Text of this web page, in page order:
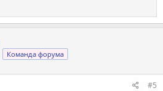
Команда форума
#5